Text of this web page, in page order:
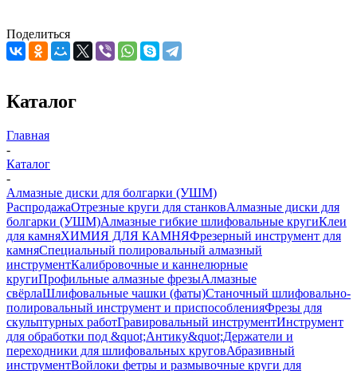
Поделиться
Каталог
Главная
-
Каталог
-
Алмазные диски для болгарки (УШМ)
РаспродажаОтрезные круги для станковАлмазные диски для
болгарки (УШМ)Алмазные гибкие шлифовальные кругиКлеи
для камняХИМИЯ ДЛЯ КАМНЯФрезерный инструмент для
камняСпециальный полировальный алмазный
инструментКалибровочные и каннелюрные
кругиПрофильные алмазные фрезыАлмазные
свёрлаШлифовальные чашки (фаты)Станочный шлифовально-
полировальный инструмент и приспособленияФрезы для
скульптурных работГравировальный инструментИнструмент
для обработки под &quot;Антику&quot;Держатели и
переходники для шлифовальных круговАбразивный
инструментВойлоки фетры и размывочные круги для